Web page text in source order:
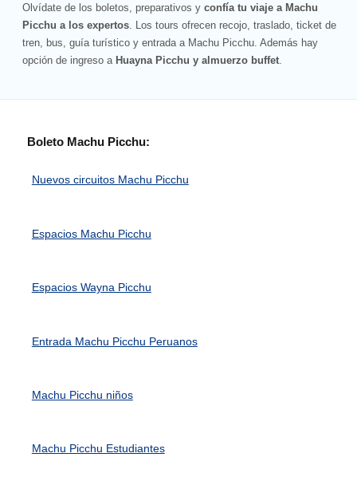
Olvídate de los boletos, preparativos yconfía tu viaje a Machu
Picchu a los expertos . Los tours ofrecen recojo, traslado, ticket de
tren, bus, guía turístico y entrada a Machu Picchu. Además hay
opción de ingreso a Huayna Picchu y almuerzo buffet
Boleto Machu Picchu:
Nuevos circuitos Machu Picchu
Espacios Machu Picchu
Espacios Wayna Picchu
Entrada Machu Picchu Peruanos
Machu Picchu niños
Machu Picchu Estudiantes